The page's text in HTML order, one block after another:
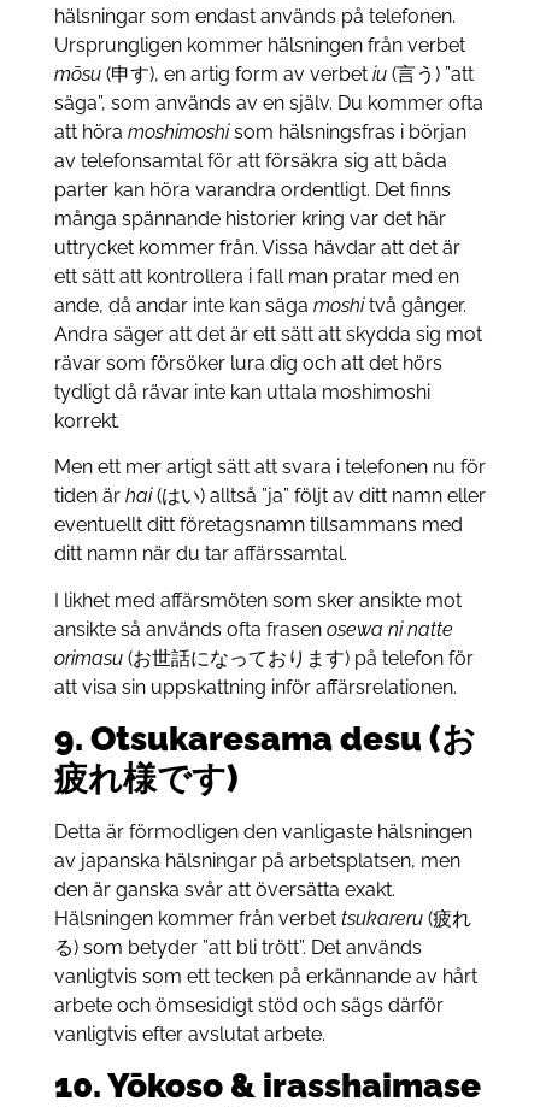
hälsningar som endast används på telefonen.
Ursprungligen kommer hälsningen från verbet
mōsu(申す), en artig form av verbet iu(言う) ”att
säga”, som används av en själv. Du kommer ofta
att höra moshimoshisom hälsningsfras i början
av telefonsamtal för att försäkra sig att båda
parter kan höra varandra ordentligt. Det finns
många spännande historier kring var det här
uttrycket kommer från. Vissa hävdar att det är
ett sätt att kontrollera i fall man pratar med en
ande, då andar inte kan säga moshitvå gånger.
Andra säger att det är ett sätt att skydda sig mot
rävar som försöker lura dig och att det hörs
tydligt då rävar inte kan uttala moshimoshi
korrekt.
Men ett mer artigt sätt att svara i telefonen nu för
tiden är hai(はい) alltså ”ja” följt av ditt namn eller
eventuellt ditt företagsnamn tillsammans med
ditt namn när du tar affärssamtal.
I likhet med affärsmöten som sker ansikte mot
ansikte så används ofta frasen osewa ni natte
orimasu(お世話になっております) på telefon för
att visa sin uppskattning inför affärsrelationen.
9. Otsukaresama desu (お
疲れ様です)
Detta är förmodligen den vanligaste hälsningen
av japanska hälsningar på arbetsplatsen, men
den är ganska svår att översätta exakt.
Hälsningen kommer från verbet tsukareru(疲れ
る) som betyder ”att bli trött”. Det används
vanligtvis som ett tecken på erkännande av hårt
arbete och ömsesidigt stöd och sägs därför
vanligtvis efter avslutat arbete.
10. Yōkoso & irasshaimase